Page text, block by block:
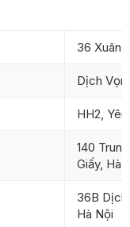
36 Xuân
Dịch
HH2,
140
Giấy, Hà
36B Dịch
Hà Nội